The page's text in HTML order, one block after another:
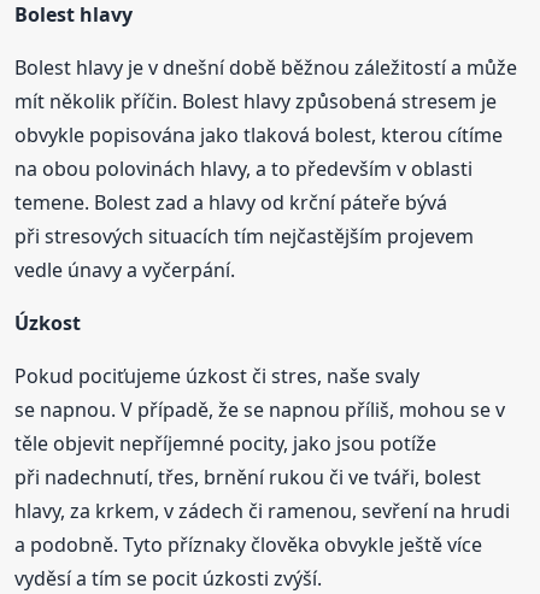
Bolest hlavy
Bolest hlavy je v dnešní době běžnou záležitostí a může
mít několik příčin. Bolest hlavy způsobená stresem je
obvykle popisována jako tlaková bolest, kterou cítíme
na obou polovinách hlavy, a to především v oblasti
temene. Bolest zad a hlavy od krční páteře bývá
při stresových situacích tím nejčastějším projevem
vedle únavy a vyčerpání.
Úzkost
Pokud pociťujeme úzkost či stres, naše svaly
se napnou. V případě, že se napnou příliš, mohou se v
těle objevit nepříjemné pocity, jako jsou potíže
při nadechnutí, třes, brnění rukou či ve tváři, bolest
hlavy, za krkem, v zádech či ramenou, sevření na hrudi
a podobně. Tyto příznaky člověka obvykle ještě více
vyděsí a tím se pocit úzkosti zvýší.